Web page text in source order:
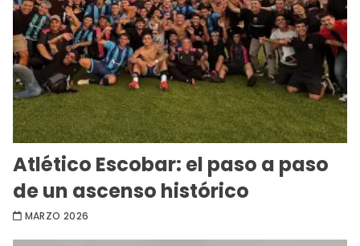
Atlético Escobar: el paso a paso
de un ascenso histórico
MARZO 2026